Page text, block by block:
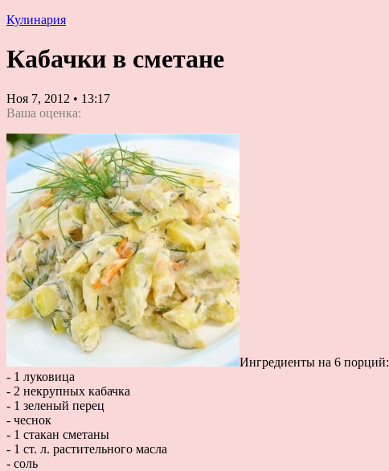
Кулинария
Кабачки в сметане
Ноя 7, 2012 • 13:17
Ваша оценка:
Ингредиенты на 6 порций:
- 1 луковица
- 2 некрупных кабачка
- 1 зеленый перец
- чеснок
- 1 стакан сметаны
- 1 ст. л. растительного масла
- соль